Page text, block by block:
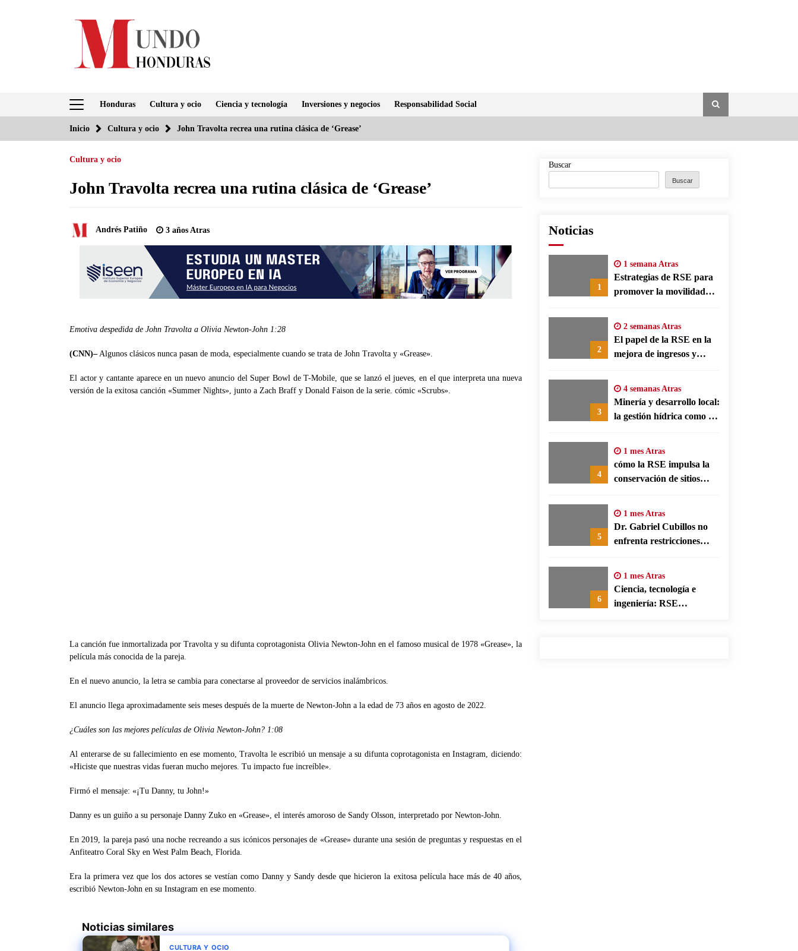
Honduras Cultura y ocio Ciencia y tecnología Inversiones y negocios Responsabilidad Social
Inicio Cultura y ocio John Travolta recrea una rutina clásica de ‘Grease’
Cultura y ocio
John Travolta recrea una rutina clásica de ‘Grease’
Andrés Patiño 3 años Atras
Emotiva despedida de John Travolta a Olivia Newton-John 1:28
(CNN)– Algunos clásicos nunca pasan de moda, especialmente cuando se trata de John Travolta y «Grease».
El actor y cantante aparece en un nuevo anuncio del Super Bowl de T-Mobile, que se lanzó el jueves, en el que interpreta una nueva
versión de la exitosa canción «Summer Nights», junto a Zach Braff y Donald Faison de la serie. cómic «Scrubs».
La canción fue inmortalizada por Travolta y su difunta coprotagonista Olivia Newton-John en el famoso musical de 1978 «Grease», la
película más conocida de la pareja.
En el nuevo anuncio, la letra se cambia para conectarse al proveedor de servicios inalámbricos.
El anuncio llega aproximadamente seis meses después de la muerte de Newton-John a la edad de 73 años en agosto de 2022.
¿Cuáles son las mejores películas de Olivia Newton-John? 1:08
Al enterarse de su fallecimiento en ese momento, Travolta le escribió un mensaje a su difunta coprotagonista en Instagram, diciendo:
«Hiciste que nuestras vidas fueran mucho mejores. Tu impacto fue increíble».
Firmó el mensaje: «¡Tu Danny, tu John!»
Danny es un guiño a su personaje Danny Zuko en «Grease», el interés amoroso de Sandy Olsson, interpretado por Newton-John.
En 2019, la pareja pasó una noche recreando a sus icónicos personajes de «Grease» durante una sesión de preguntas y respuestas en el
Anfiteatro Coral Sky en West Palm Beach, Florida.
Era la primera vez que los dos actores se vestían como Danny y Sandy desde que hicieron la exitosa película hace más de 40 años,
escribió Newton-John en su Instagram en ese momento.
Noticias similares
CULTURA Y OCIO
Buscar
Buscar
Noticias
1
1 semana Atras
Estrategias de RSE para
promover la movilidad
fabriles alemanes
2
2 semanas Atras
El papel de la RSE en la
mejora de ingresos y
3
4 semanas Atras
Minería y desarrollo local:
la gestión hídrica como eje
4
1 mes Atras
cómo la RSE impulsa la
conservación de sitios
5
1 mes Atras
Dr. Gabriel Cubillos no
enfrenta restricciones
6
1 mes Atras
Ciencia, tecnología e
ingeniería: RSE